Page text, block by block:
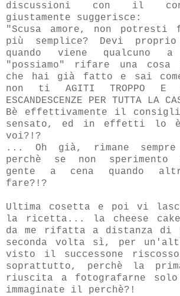
discussioni con il
giustamente suggerisce:
"Scusa amore, non potresti
più semplice? Devi proprio
quando viene qualcuno a
"possiamo" rifare una
che hai già fatto e sai
non ti AGITI TROPPO E
ESCANDESCENZE PER TUTTA LA
Bè effettivamente il consiglio
sensato, ed in effetti lo è,
voi?!?
... Oh già, rimane sempre
perchè se non sperimento
gente a cena quando
fare?!?
Ultima cosetta e poi vi
la ricetta... la cheese
da me rifatta a distanza di
seconda volta sì, per
visto il successone
soprattutto, perchè la
riuscita a fotografarne
immaginate il perchè?!